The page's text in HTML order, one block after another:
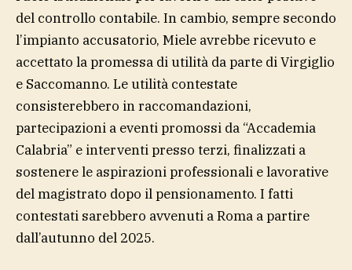
del controllo contabile. In cambio, sempre secondo
l’impianto accusatorio, Miele avrebbe ricevuto e
accettato la promessa di utilità da parte di Virgiglio
e Saccomanno. Le utilità contestate
consisterebbero in raccomandazioni,
partecipazioni a eventi promossi da “Accademia
Calabria” e interventi presso terzi, finalizzati a
sostenere le aspirazioni professionali e lavorative
del magistrato dopo il pensionamento. I fatti
contestati sarebbero avvenuti a Roma a partire
dall’autunno del 2025.